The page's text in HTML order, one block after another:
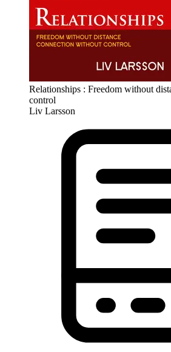
Relationships : Freedom without
control
Liv Larsson